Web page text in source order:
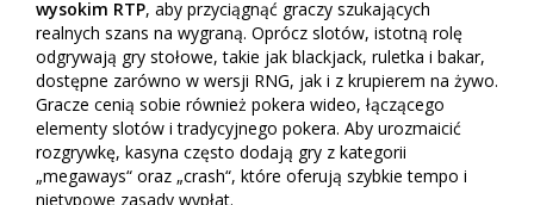
wysokim RTP, aby przyciągnąć graczy szukających
realnych szans na wygraną. Oprócz slotów, istotną rolę
odgrywają gry stołowe, takie jak blackjack, ruletka i bakar,
dostępne zarówno w wersji RNG, jak i z krupierem na żywo.
Gracze cenią sobie również pokera wideo, łączącego
elementy slotów i tradycyjnego pokera. Aby urozmaicić
rozgrywkę, kasyna często dodają gry z kategorii
„megaways“ oraz „crash“, które oferują szybkie tempo i
nietypowe zasady wypłat.